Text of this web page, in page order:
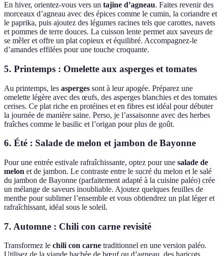
En hiver, orientez-vous vers un tajine d’agneau. Faites revenir des
morceaux d’agneau avec des épices comme le cumin, la coriandre et
le paprika, puis ajoutez des légumes racines tels que carottes, navets
et pommes de terre douces. La cuisson lente permet aux saveurs de
se mêler et offre un plat copieux et équilibré. Accompagnez-le
d’amandes effilées pour une touche croquante.
5. Printemps : Omelette aux asperges et tomates
Au printemps, les asperges sont à leur apogée. Préparez une
omelette légère avec des œufs, des asperges blanchies et des tomates
cerises. Ce plat riche en protéines et en fibres est idéal pour débuter
la journée de manière saine. Perso, je l’assaisonne avec des herbes
fraîches comme le basilic et l’origan pour plus de goût.
6. Été : Salade de melon et jambon de Bayonne
Pour une entrée estivale rafraîchissante, optez pour une salade de
melon et de jambon. Le contraste entre le sucré du melon et le salé
du jambon de Bayonne (parfaitement adapté à la cuisine paléo) crée
un mélange de saveurs inoubliable. Ajoutez quelques feuilles de
menthe pour sublimer l’ensemble et vous obtiendrez un plat léger et
rafraîchissant, idéal sous le soleil.
7. Automne : Chili con carne revisité
Transformez le chili con carne traditionnel en une version paléo.